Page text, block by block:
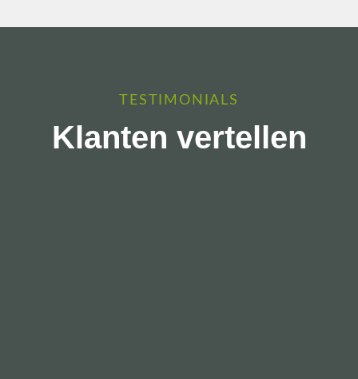
TESTIMONIALS
Klanten vertellen